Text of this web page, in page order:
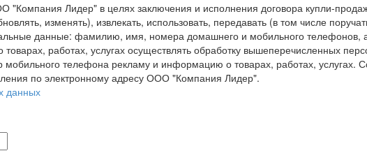
Лидер" в целях заключения и исполнения договора купли-
изменять), извлекать, использовать, передавать (в том числе
данные: фамилию, имя, номера домашнего и мобильного
работах, услугах осуществлять обработку вышеперечисленных
мобильного телефона рекламу и информацию о товарах, работах,
по электронному адресу ООО "Компания Лидер".
данных